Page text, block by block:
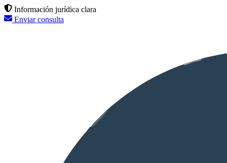
Información jurídica clara
Enviar consulta